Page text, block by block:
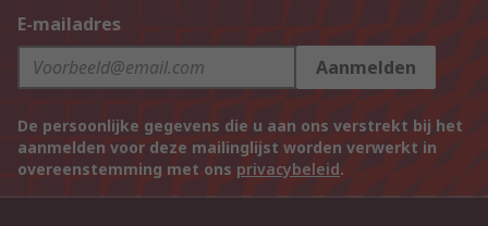
E-mailadres
Aanmelden
De persoonlijke gegevens die u aan ons verstrekt bij het
aanmelden voor deze mailinglijst worden verwerkt in
overeenstemming met ons privacybeleid.